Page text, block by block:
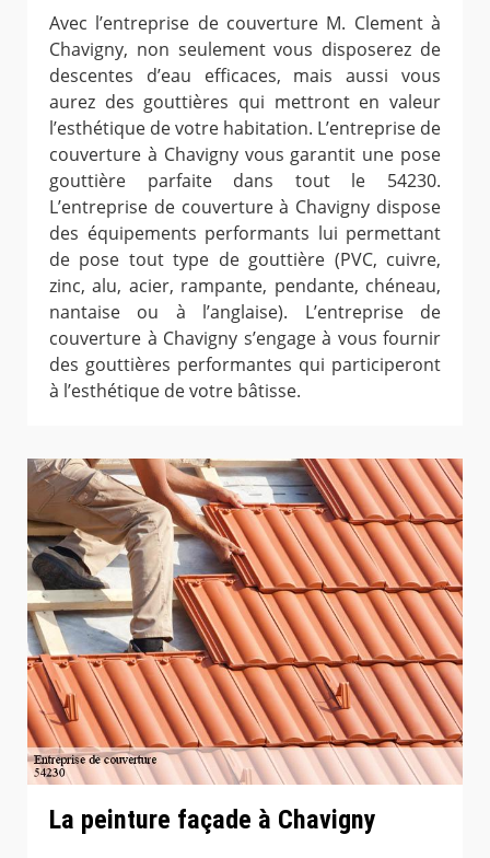
Avec l’entreprise de couverture M. Clement à
Chavigny, non seulement vous disposerez de
descentes d’eau efficaces, mais aussi vous
aurez des gouttières qui mettront en valeur
l’esthétique de votre habitation. L’entreprise de
couverture à Chavigny vous garantit une pose
gouttière parfaite dans tout le 54230.
L’entreprise de couverture à Chavigny dispose
des équipements performants lui permettant
de pose tout type de gouttière (PVC, cuivre,
zinc, alu, acier, rampante, pendante, chéneau,
nantaise ou à l’anglaise). L’entreprise de
couverture à Chavigny s’engage à vous fournir
des gouttières performantes qui participeront
à l’esthétique de votre bâtisse.
La peinture façade à Chavigny